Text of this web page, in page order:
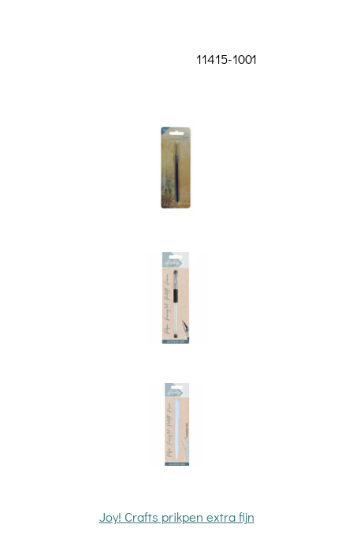
11415-1001
Joy! Crafts prikpen extra fijn